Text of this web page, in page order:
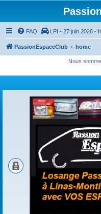
FAQ LPI - 27 juin 2026 -
PassionEspaceClub home
Nous